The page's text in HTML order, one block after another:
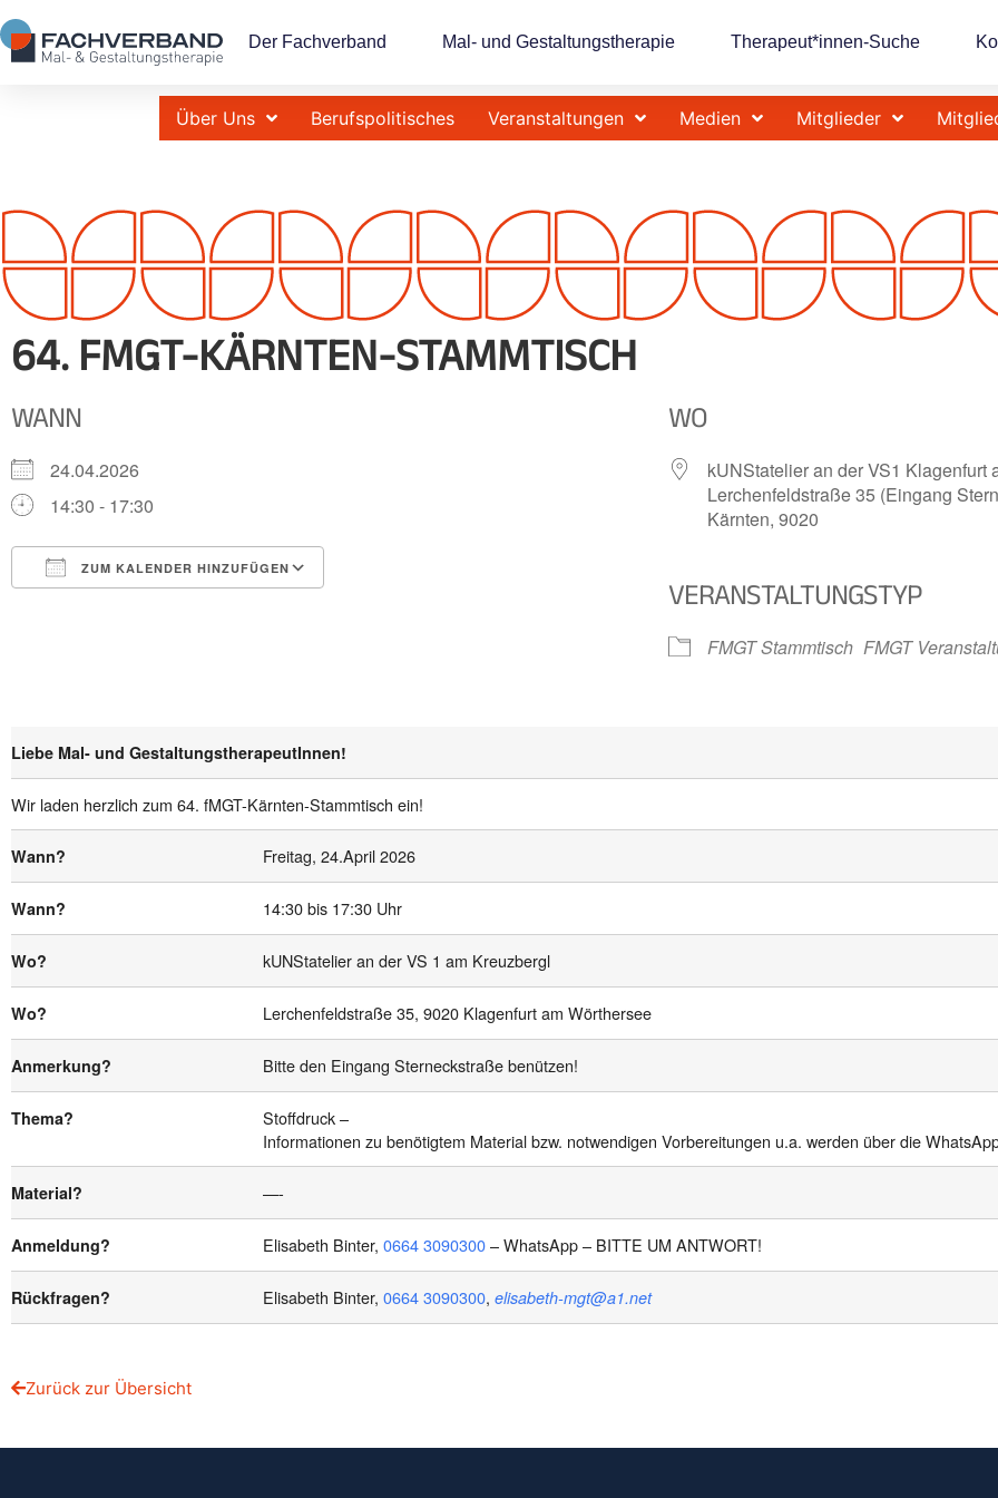
Der Fachverband Mal- und Gestaltungstherapie Therapeut*innen-Suche
Über Uns Berufspolitisches Veranstaltungen Medien Mitglieder
64. FMGT-KÄRNTEN-STAMMTISCH
WANN
24.04.2026
14:30 - 17:30
ZUM KALENDER HINZUFÜGEN
iCalendar
WO
kUNStatelier an der VS1 Klagenfurt
Lerchenfeldstraße 35 (Eingang
Kärnten, 9020
VERANSTALTUNGSTYP
FMGT Stammtisch FMGT
Liebe Mal- und GestaltungstherapeutInnen!
Wir laden herzlich zum 64. fMGT-Kärnten-Stammtisch ein!
Wann? Freitag, 24.April 2026
Wann? 14:30 bis 17:30 Uhr
Wo? kUNStatelier an der VS 1 am Kreuzbergl
Wo? Lerchenfeldstraße 35, 9020 Klagenfurt am Wörthersee
Anmerkung? Bitte den Eingang Sterneckstraße benützen!
Thema?
Stoffdruck –
Informationen zu benötigtem Material bzw. notwendigen Vorbereitungen u.a. werden über die
Material? —-
Anmeldung? Elisabeth Binter, 0664 3090300– WhatsApp – BITTE UM ANTWORT!
Rückfragen? Elisabeth Binter, 0664 3090300, elisabeth-mgt@a1.net
Zurück zur Übersicht